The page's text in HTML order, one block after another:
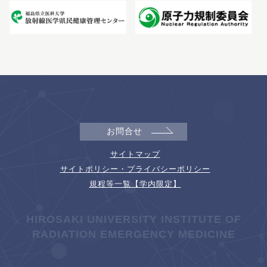
お問合せ
サイトマップ
サイトポリシー・プライバシーポリシー
規程等一覧【学内限定】
HIROSAKI UNIVERSITY INSTITUTE OF
RADIATION EMERGENCY MEDICINE